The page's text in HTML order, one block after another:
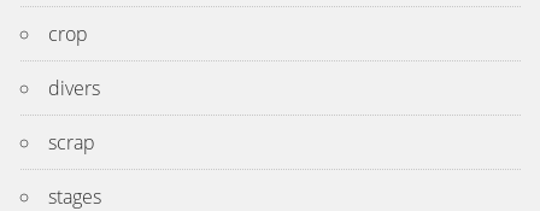
crop
divers
scrap
stages